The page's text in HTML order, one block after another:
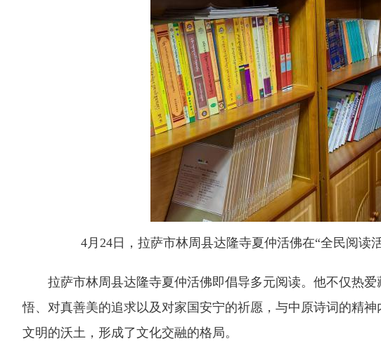
4月24日，拉萨市林周县达隆寺夏仲活佛在“全民阅
拉萨市林周县达隆寺夏仲活佛即倡导多元阅读。他不仅热爱
悟、对真善美的追求以及对家国安宁的祈愿，与中原诗词的精
文明的沃土，形成了文化交融的格局。